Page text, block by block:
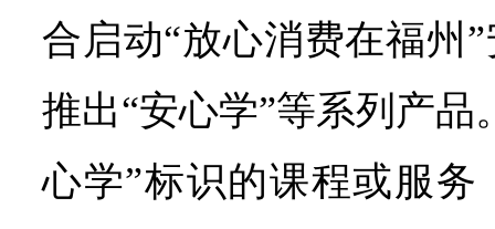
合启动“放心消费在福州
推出“安心学”等系列产品
心学”标识的课程或服